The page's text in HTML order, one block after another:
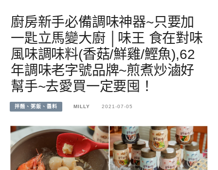
廚房新手必備調味神器~只要加
一匙立馬變大廚 │味王 食在對味
風味調味料(香菇/鮮雞/鰹魚),62
年調味老字號品牌~煎煮炒滷好
幫手~去愛買一定要囤！
拌麵、粥飯、醬料 MILLY 2021-07-05